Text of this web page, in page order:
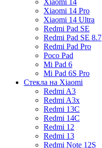
Xiaomi 14
Xiaomi 14 Pro
Xiaomi 14 Ultra
Redmi Pad SE
Redmi Pad SE 8.7
Redmi Pad Pro
Poco Pad
Mi Pad 6
Mi Pad 6S Pro
Стекла на Xiaomi
Redmi A3
Redmi A3x
Redmi 13C
Redmi 14C
Redmi 12
Redmi 13
Redmi Note 12S